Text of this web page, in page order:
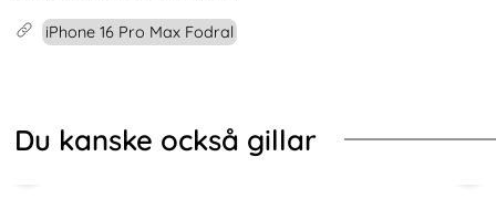
iPhone 16 Pro Max Fodral
Du kanske också gillar